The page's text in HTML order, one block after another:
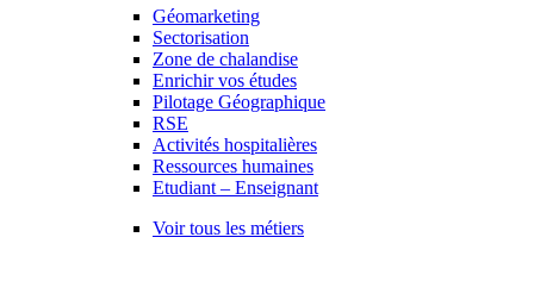
Géomarketing
Sectorisation
Zone de chalandise
Enrichir vos études
Pilotage Géographique
RSE
Activités hospitalières
Ressources humaines
Etudiant – Enseignant
Voir tous les métiers